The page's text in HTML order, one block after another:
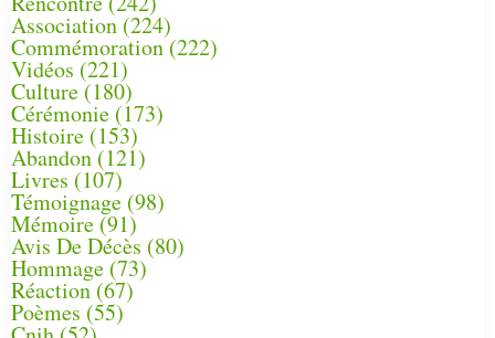
Association (224)
Commémoration(222)
Vidéos (221)
Culture(180)
Cérémonie (173)
Histoire (153)
Abandon(121)
Livres (107)
Témoignage (98)
Mémoire (91)
Avis De Décès (80)
Hommage (73)
Réaction(67)
Poèmes (55)